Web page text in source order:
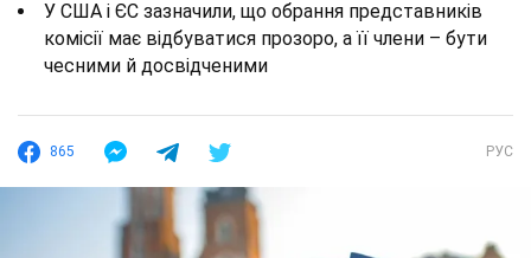
У США і ЄС зазначили, що обрання представників
комісії має відбуватися прозоро, а її члени – бути
чесними й досвідченими
865 РУС